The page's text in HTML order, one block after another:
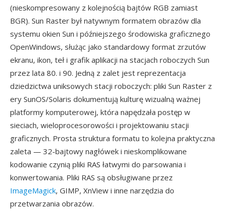
(nieskompresowany z kolejnością bajtów RGB zamiast
BGR). Sun Raster był natywnym formatem obrazów dla
systemu okien Sun i późniejszego środowiska graficznego
OpenWindows, służąc jako standardowy format zrzutów
ekranu, ikon, teł i grafik aplikacji na stacjach roboczych Sun
przez lata 80. i 90. Jedną z zalet jest reprezentacja
dziedzictwa uniksowych stacji roboczych: pliki Sun Raster z
ery SunOS/Solaris dokumentują kulturę wizualną ważnej
platformy komputerowej, która napędzała postęp w
sieciach, wieloprocesorowości i projektowaniu stacji
graficznych. Prosta struktura formatu to kolejna praktyczna
zaleta — 32-bajtowy nagłówek i nieskomplikowane
kodowanie czynią pliki RAS łatwymi do parsowania i
konwertowania. Pliki RAS są obsługiwane przez
ImageMagick, GIMP, XnView i inne narzędzia do
przetwarzania obrazów.